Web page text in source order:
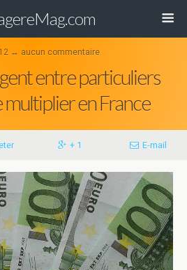
↔ aucun commentaire
entre particuliers
multiplier en France
+ 1 E-mail